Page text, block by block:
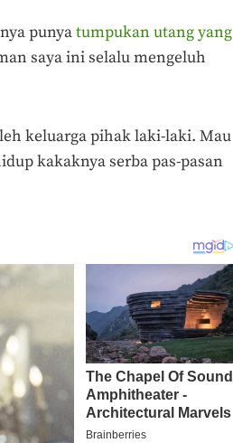
punyatumpukan utang yang
saya ini selalu mengeluh
keluarga pihak laki-laki. Mau
kakaknya serba pas-pasan